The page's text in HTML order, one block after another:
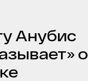
Анубис
о
ТВОЕ ТАТУ
В МОСКВЕ